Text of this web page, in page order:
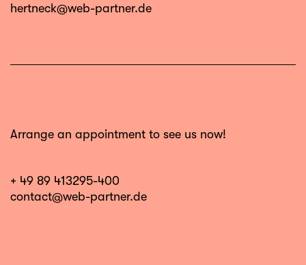
hertneck@web-partner.de
Arrange an appointment to see us now!
+ 49 89 413295-400
contact@web-partner.de